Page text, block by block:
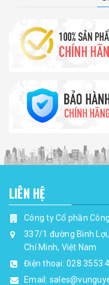
LIÊN HỆ
Công ty Cổ phần
337/1 đường Bình
Chí Minh, Việt Nam
Điện thoại: 028 3553
Email: